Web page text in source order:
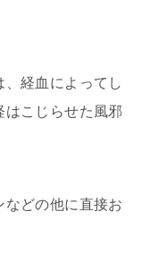
経血によってし
こじらせた風邪
どの他に直接お